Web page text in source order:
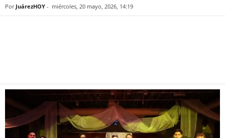
Por JuárezHOY - miércoles, 20 mayo, 2026, 14:19